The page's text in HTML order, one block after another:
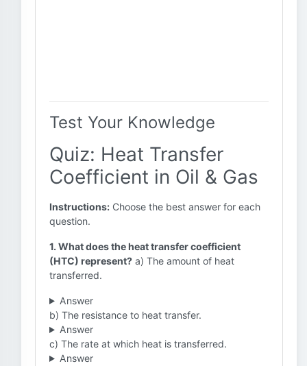
Test Your Knowledge
Quiz: Heat Transfer
Coefficient in Oil & Gas
Instructions: Choose the best answer for each
question.
1. What does the heat transfer coefficient
(HTC) represent? a) The amount of heat
transferred.
Answer
b) The resistance to heat transfer.
Answer
c) The rate at which heat is transferred.
Answer